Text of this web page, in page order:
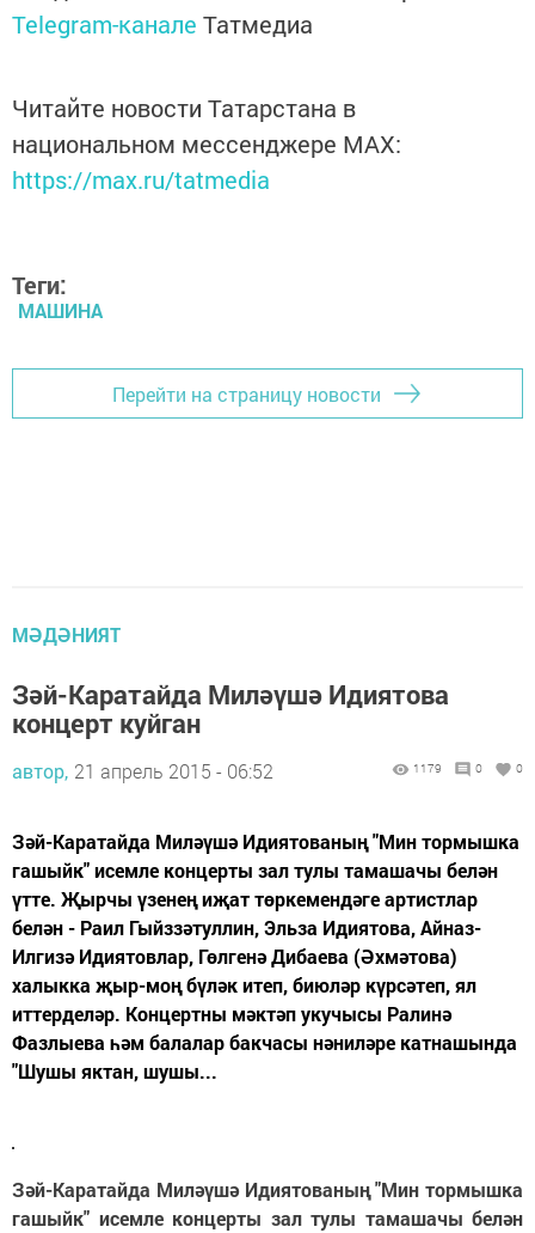
Telegram-канале Татмедиа
Читайте новости Татарстана в
национальном мессенджере MАХ:
https://max.ru/tatmedia
Теги:
МАШИНА
Перейти на страницу новости
МӘДӘНИЯТ
Зәй-Каратайда Миләүшә Идиятова
концерт куйган
автор, 21 апрель 2015 - 06:52 1179 0 0
Зәй-Каратайда Миләүшә Идиятованың "Мин тормышка
гашыйк" исемле концерты зал тулы тамашачы белән
үтте. Җырчы үзенең иҗат төркемендәге артистлар
белән - Раил Гыйззәтуллин, Эльза Идиятова, Айназ-
Илгизә Идиятовлар, Гөлгенә Дибаева (Әхмәтова)
халыкка җыр-моң бүләк итеп, биюләр күрсәтеп, ял
иттерделәр. Концертны мәктәп укучысы Ралинә
Фазлыева һәм балалар бакчасы нәниләре катнашында
"Шушы яктан, шушы...
Зәй-Каратайда Миләүшә Идиятованың "Мин тормышка
гашыйк" исемле концерты зал тулы тамашачы белән